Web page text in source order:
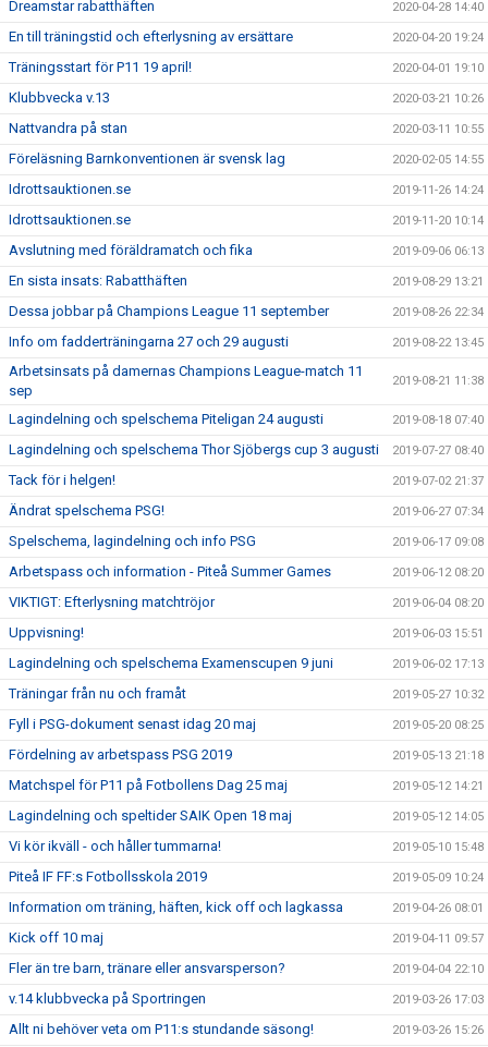
Dreamstar rabatthäften 2020-04-28 14:40
En till träningstid och efterlysning av ersättare 2020-04-20 19:24
Träningsstart för P11 19 april! 2020-04-01 19:10
Klubbvecka v.13 2020-03-21 10:26
Nattvandra på stan 2020-03-11 10:55
Föreläsning Barnkonventionen är svensk lag 2020-02-05 14:55
Idrottsauktionen.se 2019-11-26 14:24
Idrottsauktionen.se 2019-11-20 10:14
Avslutning med föräldramatch och fika 2019-09-06 06:13
En sista insats: Rabatthäften 2019-08-29 13:21
Dessa jobbar på Champions League 11 september 2019-08-26 22:34
Info om fadderträningarna 27 och 29 augusti 2019-08-22 13:45
Arbetsinsats på damernas Champions League-match 11
sep
2019-08-21 11:38
Lagindelning och spelschema Piteligan 24 augusti 2019-08-18 07:40
Lagindelning och spelschema Thor Sjöbergs cup 3 augusti 2019-07-27 08:40
Tack för i helgen! 2019-07-02 21:37
Ändrat spelschema PSG! 2019-06-27 07:34
Spelschema, lagindelning och info PSG 2019-06-17 09:08
Arbetspass och information - Piteå Summer Games 2019-06-12 08:20
VIKTIGT: Efterlysning matchtröjor 2019-06-04 08:20
Uppvisning! 2019-06-03 15:51
Lagindelning och spelschema Examenscupen 9 juni 2019-06-02 17:13
Träningar från nu och framåt 2019-05-27 10:32
Fyll i PSG-dokument senast idag 20 maj 2019-05-20 08:25
Fördelning av arbetspass PSG 2019 2019-05-13 21:18
Matchspel för P11 på Fotbollens Dag 25 maj 2019-05-12 14:21
Lagindelning och speltider SAIK Open 18 maj 2019-05-12 14:05
Vi kör ikväll - och håller tummarna! 2019-05-10 15:48
Piteå IF FF:s Fotbollsskola 2019 2019-05-09 10:24
Information om träning, häften, kick off och lagkassa 2019-04-26 08:01
Kick off 10 maj 2019-04-11 09:57
Fler än tre barn, tränare eller ansvarsperson? 2019-04-04 22:10
v.14 klubbvecka på Sportringen 2019-03-26 17:03
Allt ni behöver veta om P11:s stundande säsong! 2019-03-26 15:26